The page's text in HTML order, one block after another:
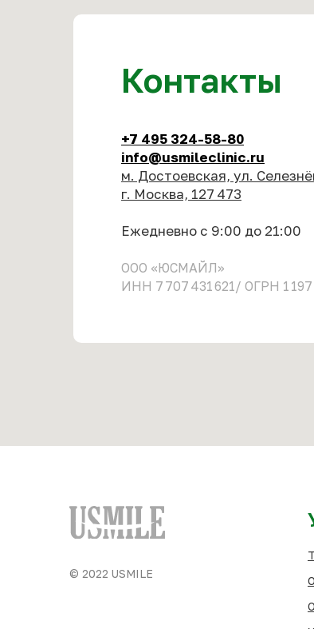
Контакты
+7 495 324-58-80
info@usmileclinic.ru
м. Достоевская, ул.
г. Москва, 127 473
Ежедневно с 9:00 до 21:00
ООО «ЮСМАЙЛ»
ИНН 7 707 431 621/ ОГРН 1 197
© 2022 USMILE